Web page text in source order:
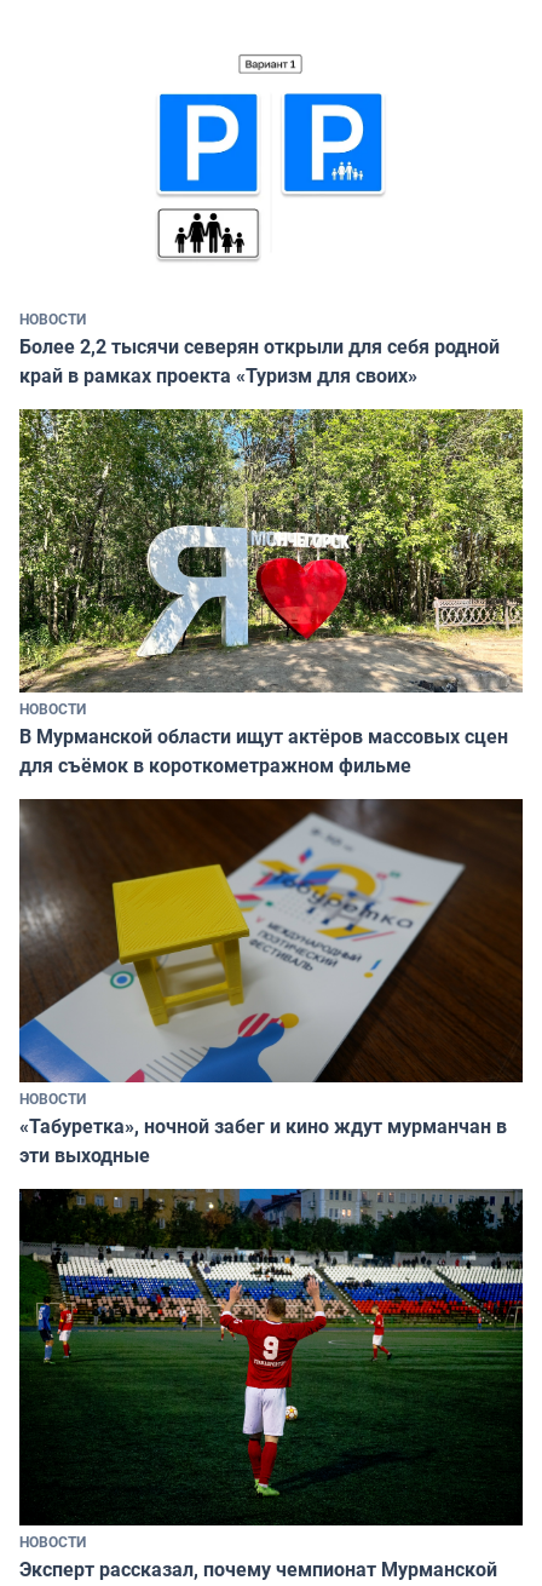
НОВОСТИ
Более 2,2 тысячи северян открыли для себя родной
край в рамках проекта «Туризм для своих»
НОВОСТИ
В Мурманской области ищут актёров массовых сцен
для съёмок в короткометражном фильме
НОВОСТИ
«Табуретка», ночной забег и кино ждут мурманчан в
эти выходные
НОВОСТИ
Эксперт рассказал, почему чемпионат Мурманской